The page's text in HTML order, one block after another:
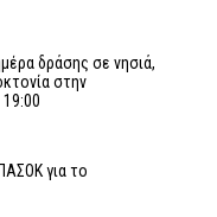
δράσης σε νησιά,
στην
19:00
για το